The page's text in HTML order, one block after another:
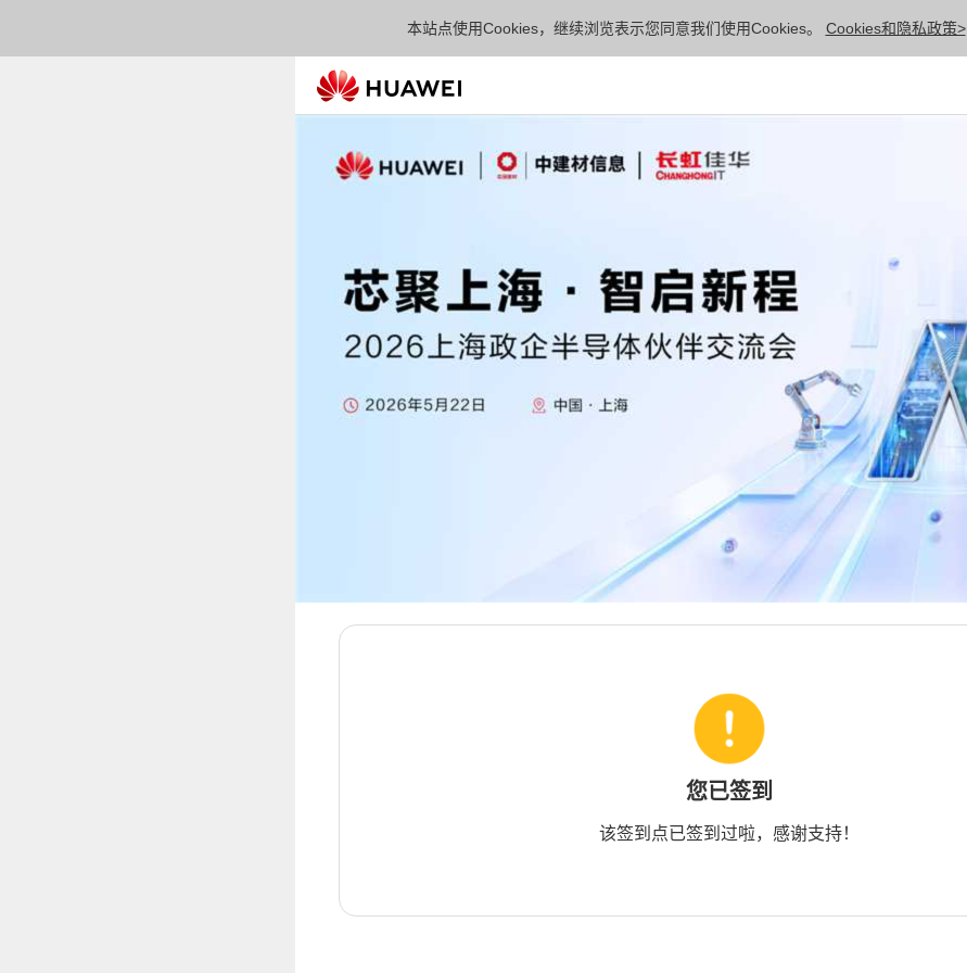
本站点使用Cookies，继续浏览表示您同意我们使用Cookies。 Cookies和隐私政策>
您已签到
该签到点已签到过啦，感谢支持！